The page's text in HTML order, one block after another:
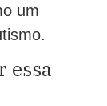
um
essa